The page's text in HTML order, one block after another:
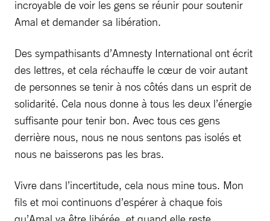
incroyable de voir les gens se réunir pour soutenir
Amal et demander sa libération.
Des sympathisants d’Amnesty International ont écrit
des lettres, et cela réchauffe le cœur de voir autant
de personnes se tenir à nos côtés dans un esprit de
solidarité. Cela nous donne à tous les deux l’énergie
suffisante pour tenir bon. Avec tous ces gens
derrière nous, nous ne nous sentons pas isolés et
nous ne baisserons pas les bras.
Vivre dans l’incertitude, cela nous mine tous. Mon
fils et moi continuons d’espérer à chaque fois